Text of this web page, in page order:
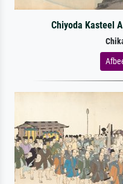
Chiyoda Kasteel